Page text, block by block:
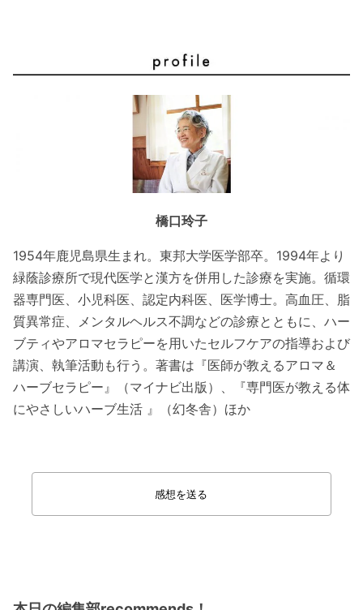
橋口玲子
1954年鹿児島県生まれ。東邦大学医学部卒。1994年より
緑蔭診療所で現代医学と漢方を併用した診療を実施。循環
器専門医、小児科医、認定内科医、医学博士。高血圧、脂
質異常症、メンタルヘルス不調などの診療とともに、ハー
ブティやアロマセラピーを用いたセルフケアの指導および
講演、執筆活動も行う。著書は『医師が教えるアロマ＆
ハーブセラピー』（マイナビ出版）、『専門医が教える体
にやさしいハーブ生活 』（幻冬舎）ほか
感想を送る